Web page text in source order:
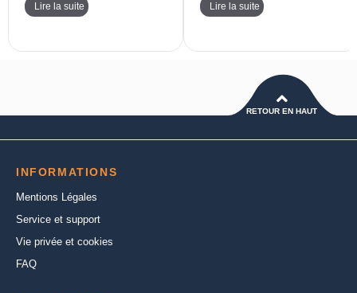
Lire la suite Lire la suite
RETOUR EN HAUT
INFORMATIONS
Mentions Légales
Service et support
Vie privée et cookies
FAQ